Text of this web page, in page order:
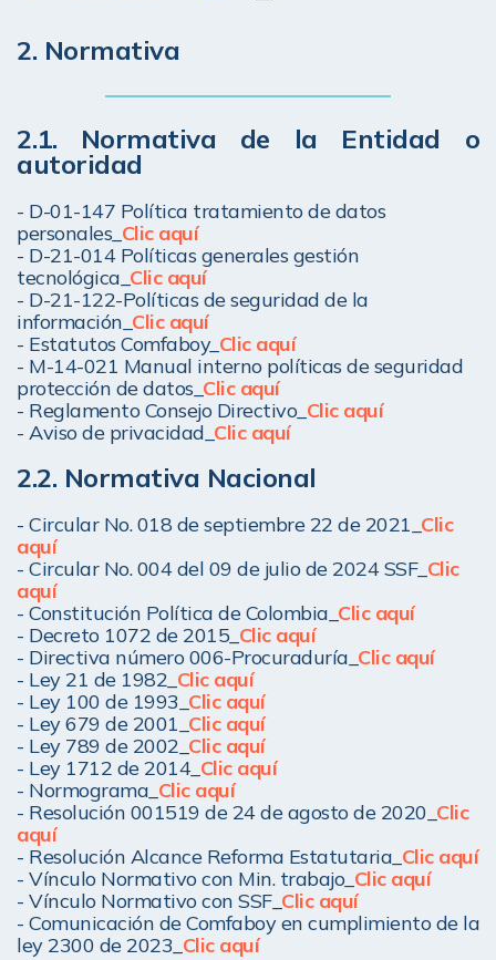
2. Normativa
2.1. Normativa de la Entidad o
autoridad
- D-01-147 Política tratamiento de datos
personales_ Clic aquí
- D-21-014 Políticas generales gestión
tecnológica_ Clic aquí
- D-21-122-Políticas de seguridad de la
información_ Clic aquí
- Estatutos Comfaboy_ Clic aquí
- M-14-021 Manual interno políticas de seguridad
protección de datos_ Clic aquí
- Reglamento Consejo Directivo_ Clic aquí
- Aviso de privacidad_ Clic aquí
2.2. Normativa Nacional
- Circular No. 018 de septiembre 22 de 2021_ Clic
aquí
- Circular No. 004 del 09 de julio de 2024 SSF_ Clic
aquí
- Constitución Política de Colombia Clic aquí
- Decreto 1072 de 2015 Clic aquí
- Directiva número 006-Procuraduría Clic aquí
- Ley 21 de 1982 Clic aquí
- Ley 100 de 1993 Clic aquí
- Ley 679 de 2001 Clic aquí
- Ley 789 de 2002 Clic aquí
- Ley 1712 de 2014_ Clic aquí
- Normograma Clic aquí
- Resolución 001519 de 24 de agosto de 2020 Clic
aquí
- Resolución Alcance Reforma Estatutaria Clic aquí
- Vínculo Normativo con Min. trabajo_ Clic aquí
- Vínculo Normativo con SSF_ Clic aquí
- Comunicación de Comfaboy en cumplimiento de la
ley 2300 de 2023 Clic aquí